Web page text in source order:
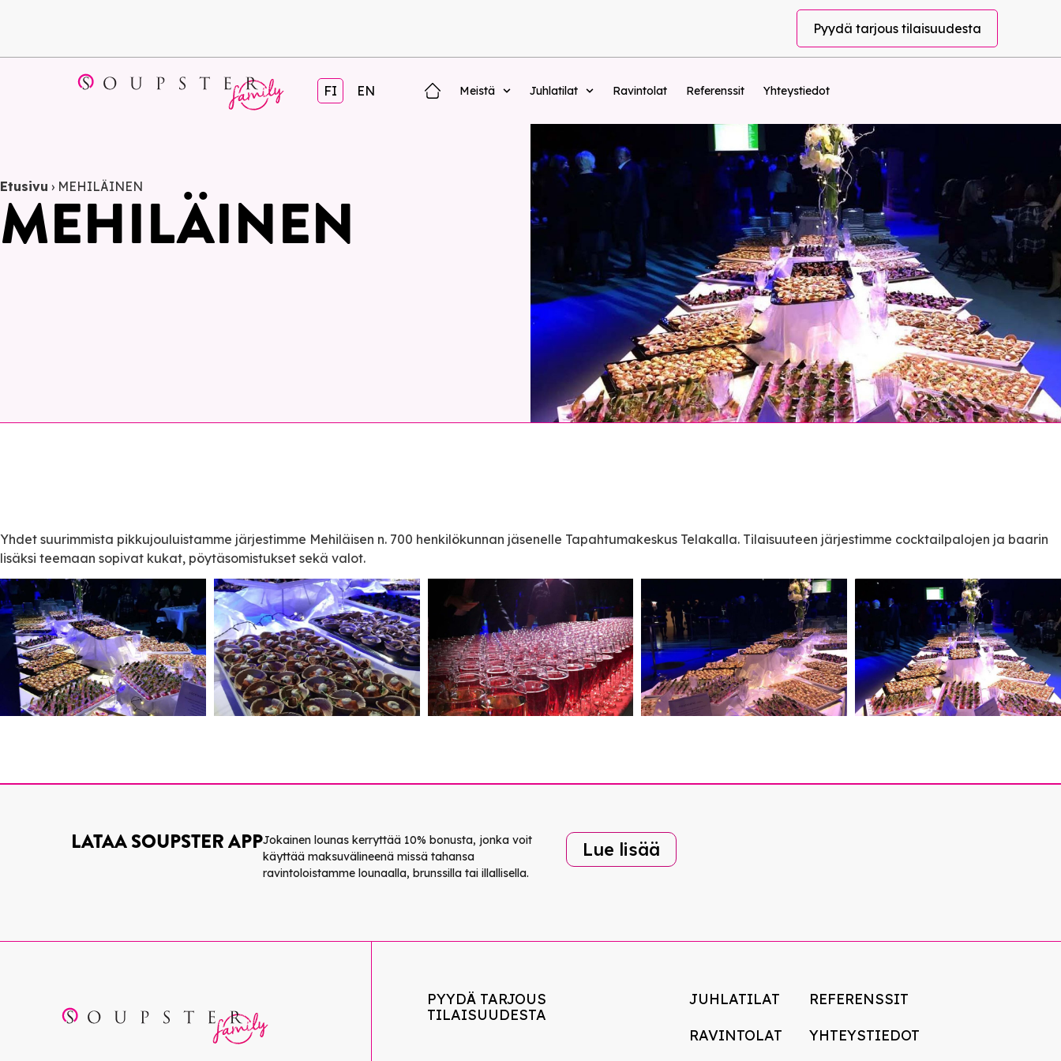
Pyydä tarjous tilaisuudesta
FI EN Meistä Juhlatilat Ravintolat Referenssit Yhteystiedot
Etusivu › MEHILÄINEN
MEHILÄINEN
Yhdet suurimmista pikkujouluistamme järjestimme Mehiläisen n. 700 henkilökunnan jäsenelle Tapahtumakeskus Telakalla. Tilaisuuteen järjestimme cocktailpalojen ja baarin
lisäksi teemaan sopivat kukat, pöytäsomistukset sekä valot.
Jokainen lounas kerryttää 10% bonusta, jonka voit
käyttää maksuvälineenä missä tahansa
ravintoloistamme lounaalla, brunssilla tai illallisella.
LATAA SOUPSTER APP Lue lisää
PYYDÄ TARJOUS
TILAISUUDESTA
JUHLATILAT
RAVINTOLAT
REFERENSSIT
YHTEYSTIEDOT